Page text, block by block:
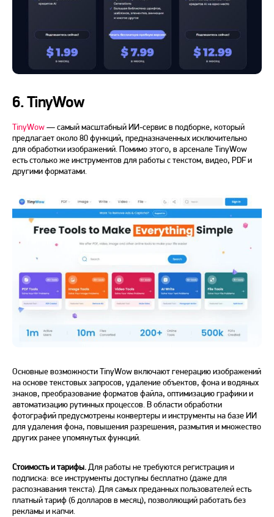
6. TinyWow
TinyWow— самый масштабный ИИ-сервис в подборке, который
предлагает около 80 функций, предназначенных исключительно
для обработки изображений. Помимо этого, в арсенале TinyWow
есть столько же инструментов для работы с текстом, видео, PDF и
другими форматами.
Основные возможности TinyWow включают генерацию изображений
на основе текстовых запросов, удаление объектов, фона и водяных
знаков, преобразование форматов файла, оптимизацию графики и
автоматизацию рутинных процессов. В области обработки
фотографий предусмотрены конвертеры и инструменты на базе ИИ
для удаления фона, повышения разрешения, размытия и множество
других ранее упомянутых функций.
Стоимость и тарифы.Для работы не требуются регистрация и
подписка: все инструменты доступны бесплатно (даже для
распознавания текста). Для самых преданных пользователей есть
платный тариф (6 долларов в месяц), позволяющий работать без
рекламы и капчи.